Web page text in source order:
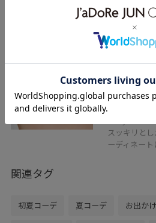
VIS
2WAYチョ
シルバー / F
¥2,959
スッキリと
ーディネート
関連タグ
初夏コーデ 夏コーデ お出か